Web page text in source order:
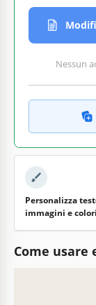
Nessun
Personalizza
immagini e colori
Come